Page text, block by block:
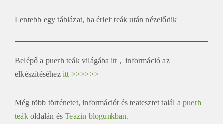
Lentebb egy táblázat, ha érlelt teák után nézelődik
Belépő a puerh teák világába itt , információ az
elkészítéséhez itt >>>>>>
Még több történetet, információt és teatesztet talál apuerh
teákoldalán és Teazin blogunkban.